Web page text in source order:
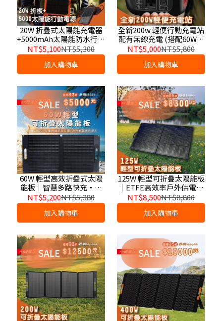
20W 折疊式太陽能充電器
+5000mAh太陽能防水行動
電源
NT$5,100NT$5,300
加入購物車
全新200w 輕便行動充電站
配有無線充電 (搭配60W折
疊式太陽能板更划算) 現在
搭配買還送太陽能板延長
線!!
NT$5,000NT$5,800
加入購物車
60W 輕型高效折疊式太陽
能板｜智慧多路快充・戶
外露營車宿・停電防災備
援
NT$5,200NT$5,380
加入購物車
125W 輕型可折疊太陽能板
｜ETFE高效率戶外供電模
組｜車宿・露營・行動儲
能・停電備援專用
NT$8,500NT$8,800
加入購物車